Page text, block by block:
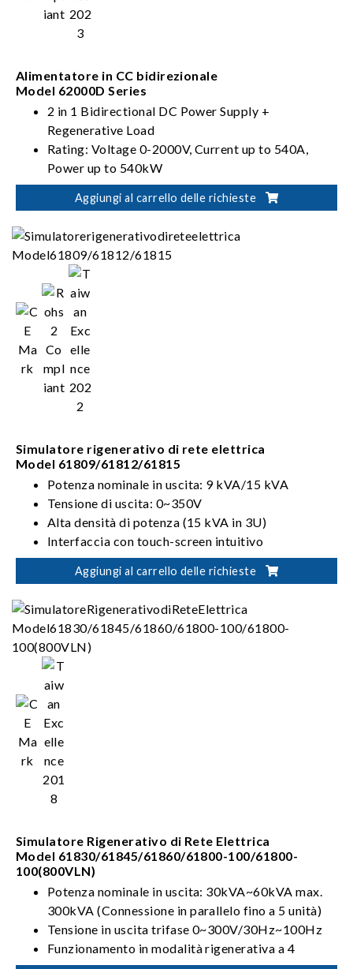
Alimentatore in CC bidirezionale
Model 62000D Series
2 in 1 Bidirectional DC Power Supply +
Regenerative Load
Rating: Voltage 0-2000V, Current up to 540A,
Power up to 540kW
PV, Battery, Fuel Cell simulation
Dual output ranges in one-click switching
Aggiungi al carrello delle richieste
Simulatore rigenerativo di rete elettrica
Model 61809/61812/61815
Potenza nominale in uscita: 9 kVA/15 kVA
Tensione di uscita: 0~350V
Alta densità di potenza (15 kVA in 3U)
Interfaccia con touch-screen intuitivo
Aggiungi al carrello delle richieste
Simulatore Rigenerativo di Rete Elettrica
Model 61830/61845/61860/61800-100/61800-
100(800VLN)
Potenza nominale in uscita: 30kVA~60kVA max.
300kVA (Connessione in parallelo fino a 5 unità)
Tensione in uscita trifase 0~300V/30Hz~100Hz
Funzionamento in modalità rigenerativa a 4